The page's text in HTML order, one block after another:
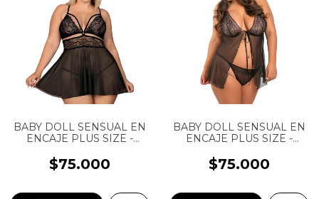
BABY DOLL SENSUAL EN
ENCAJE PLUS SIZE -
$75.000
BABY DOLL SENSUAL EN
ENCAJE PLUS SIZE -
1011
$75.000